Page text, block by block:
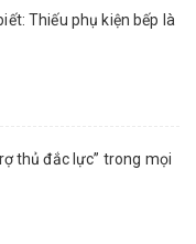
Thiếu phụ kiện bếp là
thủ đắc lực” trong mọi